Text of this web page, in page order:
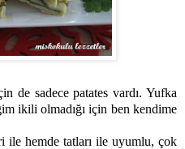
de sadece patates vardı. Yufka
ikili olmadığı için ben kendime
ile hemde tatları ile uyumlu, çok